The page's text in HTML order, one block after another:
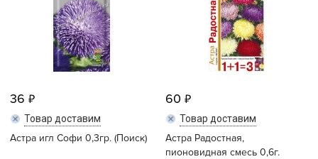
36
Товар доставим
Астра игл Софи 0,3гр. (Поиск)
60
Товар доставим
Астра Радостная,
пионовидная смесь 0,6г.